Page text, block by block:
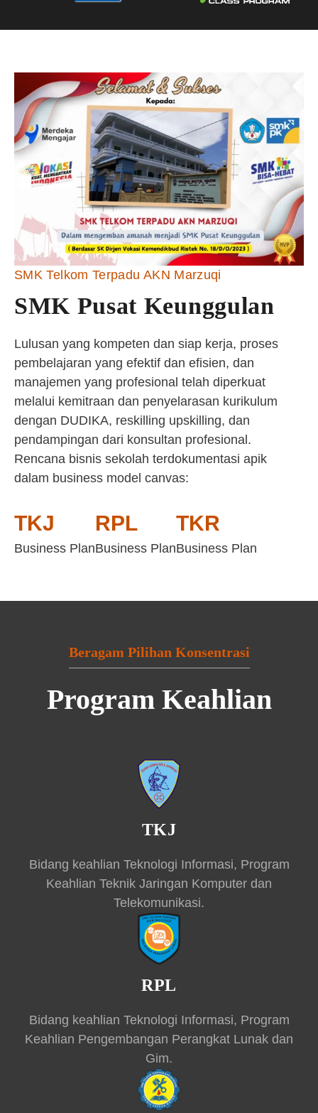
SMK Telkom Terpadu AKN Marzuqi
SMK Pusat Keunggulan
Lulusan yang kompeten dan siap kerja, proses
pembelajaran yang efektif dan efisien, dan
manajemen yang profesional telah diperkuat
melalui kemitraan dan penyelarasan kurikulum
dengan DUDIKA, reskilling upskilling, dan
pendampingan dari konsultan profesional.
Rencana bisnis sekolah terdokumentasi apik
dalam business model canvas:
TKJ
Business Plan
RPL
Business Plan
TKR
Business Plan
Beragam Pilihan Konsentrasi
Program Keahlian
TKJ
Bidang keahlian Teknologi Informasi, Program
Keahlian Teknik Jaringan Komputer dan
Telekomunikasi.
RPL
Bidang keahlian Teknologi Informasi, Program
Keahlian Pengembangan Perangkat Lunak dan
Gim.